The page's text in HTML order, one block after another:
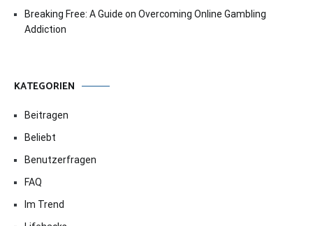
Breaking Free: A Guide on Overcoming Online Gambling
Addiction
KATEGORIEN
Beitragen
Beliebt
Benutzerfragen
FAQ
Im Trend